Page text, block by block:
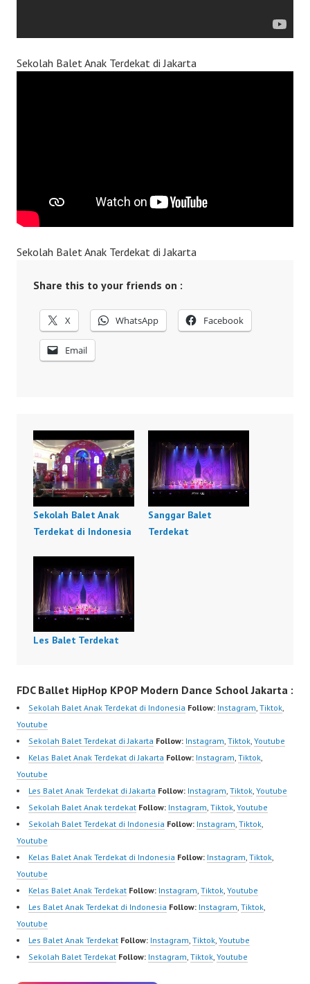
Sekolah Balet Anak Terdekat di Jakarta
Sekolah Balet Anak Terdekat di Jakarta
Share this to your friends on :
X WhatsApp Facebook
Email
Sekolah Balet Anak
Terdekat di Indonesia
Sanggar Balet
Terdekat
Les Balet Terdekat
FDC Ballet HipHop KPOP Modern Dance School Jakarta :
Sekolah Balet Anak Terdekat di Indonesia Follow: Instagram, Tiktok,
Youtube
Sekolah Balet Terdekat di Jakarta Follow: Instagram, Tiktok, Youtube
Kelas Balet Anak Terdekat di Jakarta Follow: Instagram, Tiktok,
Youtube
Les Balet Anak Terdekat di Jakarta Follow: Instagram, Tiktok, Youtube
Sekolah Balet Anak terdekat Follow: Instagram, Tiktok, Youtube
Sekolah Balet Terdekat di Indonesia Follow: Instagram, Tiktok,
Youtube
Kelas Balet Anak Terdekat di Indonesia Follow: Instagram, Tiktok,
Youtube
Kelas Balet Anak Terdekat Follow: Instagram, Tiktok, Youtube
Les Balet Anak Terdekat di Indonesia Follow: Instagram, Tiktok,
Youtube
Les Balet Anak Terdekat Follow: Instagram, Tiktok, Youtube
Sekolah Balet Terdekat Follow: Instagram, Tiktok, Youtube